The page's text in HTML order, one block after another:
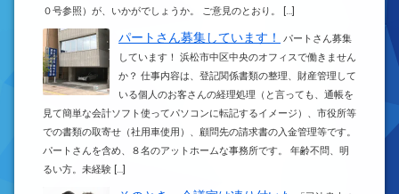
０号参照）が、いかがでしょうか。 ご意見のとおり。 […]
パートさん募集しています！
パートさん募集
しています！ 浜松市中区中央のオフィスで働きません
か？ 仕事内容は、登記関係書類の整理、財産管理して
いる個人のお客さんの経理処理（と言っても、通帳を
見て簡単な会計ソフト使ってパソコンに転記するイメージ）、市役所等
での書類の取寄せ（社用車使用）、顧問先の請求書の入金管理等です。
パートさんを含め、８名のアットホームな事務所です。 年齢不問、明
るい方。未経験 […]